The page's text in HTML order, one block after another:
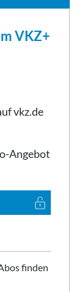
VKZ+
vkz.de
Angebot
finden